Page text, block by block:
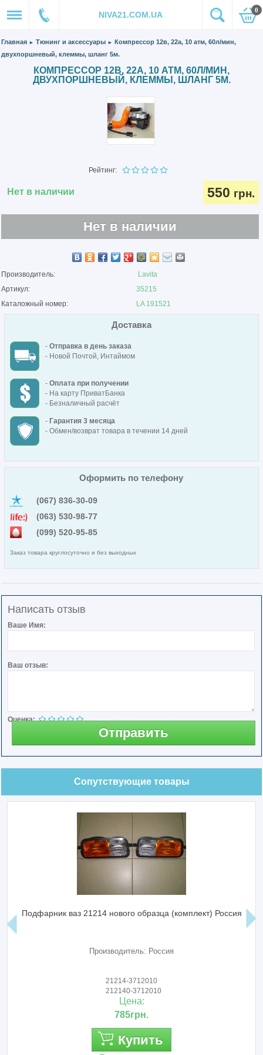
NIVA21.COM.UA 0
Главная ► Тюнинг и аксессуары ► Компрессор 12в, 22а, 10 атм, 60л/мин,
двухпоршневый, клеммы, шланг 5м.
КОМПРЕССОР 12В, 22А, 10 АТМ, 60Л/МИН,
ДВУХПОРШНЕВЫЙ, КЛЕММЫ, ШЛАНГ 5М.
Рейтинг:
Нет в наличии 550 грн.
Нет в наличии
Производитель:
Lavita
Артикул:
35215
Каталожный номер:
LA 191521
Доставка
- Отправка в день заказа
- Новой Почтой, Интаймом
- Оплата при получении
- На карту ПриватБанка
- Безналичный расчёт
- Гарантия 3 месяца
- Обмен/возврат товара в течении 14 дней
Оформить по телефону
(067) 836-30-09
(063) 530-98-77
(099) 520-95-85
Заказ товара круглосуточно и без выходных
Написать отзыв
Ваше Имя:
Ваш отзыв:
Оценка:
Отправить
Сопутствующие товары
Подфарник ваз 21214 нового образца (комплект) Россия
Производитель: Россия
21214-3712010
212140-3712010
Цена:
785грн.
Купить